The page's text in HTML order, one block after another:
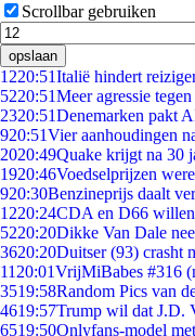
Scrollbar gebruiken
opslaan
1220:51Italië hindert
5220:51Meer agressie
2320:51Denemarken pakt
920:51Vier aanhoudingen
2020:49Quake krijgt na 30
1920:46Voedselprijzen
920:30Benzineprijs daalt
1220:24CDA en D66 willen
5220:20Dikke Van Dale
3620:20Duitser (93) crasht
11 20:01VrijMiBabes #316
3519:58Random Pics van
4619:57Trump wil dat J.D.
6519:50Onlyfans-model